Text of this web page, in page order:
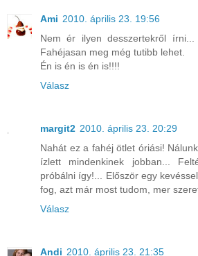
Ami 2010. április 23. 19:56
Nem ér ilyen desszertekről
Fahéjasan meg még tutibb lehet.
Én is én is én is!!!!
Válasz
margit2 2010. április 23. 20:29
Nahát ez a fahéj ötlet óriási!
ízlett mindenkinek jobban...
próbálni így!... Először egy
fog, azt már most tudom, mer
Válasz
Andi 2010. április 23. 21:35